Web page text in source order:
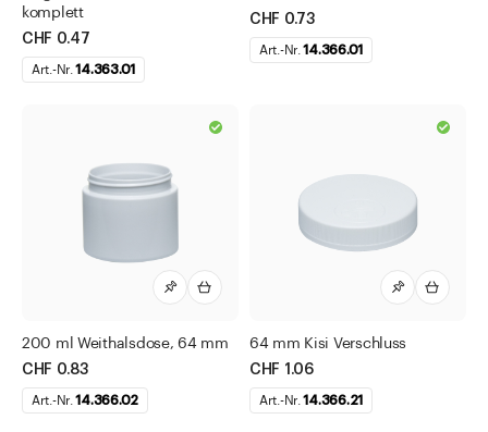
komplett
CHF 0.47
Art.-Nr.14.363.01
CHF 0.73
Art.-Nr.14.366.01
200 ml Weithalsdose, 64 mm
CHF 0.83
Art.-Nr.14.366.02
64 mm Kisi Verschluss
CHF 1.06
Art.-Nr.14.366.21